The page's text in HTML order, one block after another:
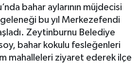
bahar aylarının müjdecisi
bu yıl Merkezefendi
Zeytinburnu Belediye
bahar kokulu fesleğenleri
mahalleleri ziyaret ederek ilçe